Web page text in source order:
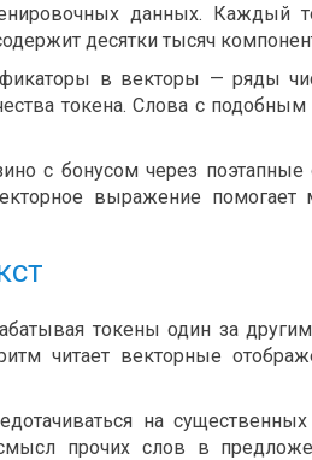
данных. Каждый
десятки тысяч
в векторы — ряды
токена. Слова с
с бонусом через
выражение
токены один за
читает векторные
на существенных
прочих слов в